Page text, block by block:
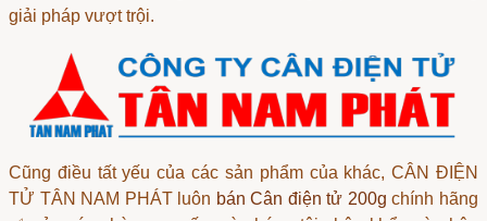
giải pháp vượt trội.
Cũng điều tất yếu của các sản phẩm của khác, CÂN ĐIỆN
TỬ TÂN NAM PHÁT luôn bán Cân điện tử 200g chính hãng